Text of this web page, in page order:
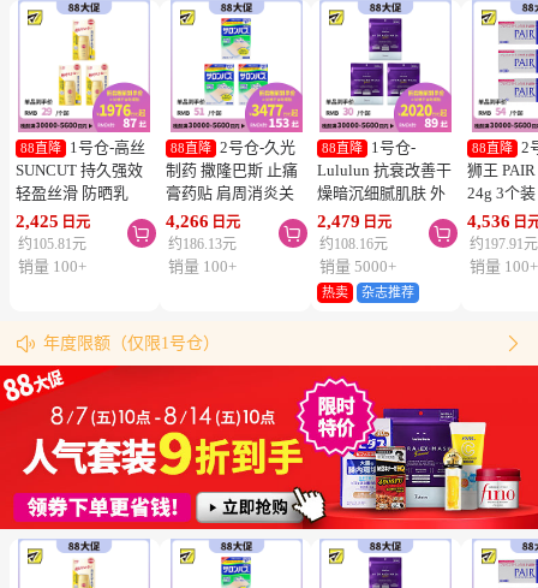
88直降
1号仓-高丝
SUNCUT 持久强效
轻盈丝滑 防晒乳
SPF50+ PA++++
50ml 3个装 阻隔紫
外线 持久耐水 户外
2,425 日元
约105.81元

销量 100+
88直降
2号仓-久光
制药 撒隆巴斯 止痛
膏药贴 肩周消炎关
节颈椎疼 4.6×7.2cm
120贴 3个装【第3类
医药品】
4,266 日元
约186.13元

销量 100+
88直降
1号仓-
Lululun 抗衰改善干
燥暗沉细腻肌肤 外
泌体精华液保湿面膜
7片 3个装 Exosome
增加肌肤弹力透明感
2,479 日元
约108.16元

销量 5000+
热卖 杂志推荐
88直降
2
狮王
24g 3个
疮 去痘
舒缓炎症
类医药品
4,536 日
约197.91元
销量 100+
 年度限额（仅限1号仓）
同仓库满5000日元包邮（仅限中国大陆地区）
松本清粉丝群来啦！
跳转搜索结果
